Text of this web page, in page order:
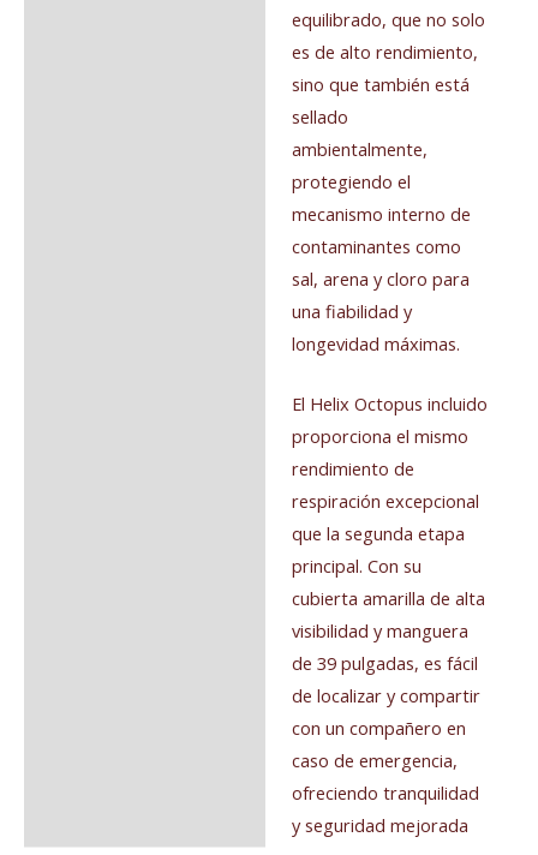
equilibrado, que no solo
es de alto rendimiento,
sino que también está
sellado
ambientalmente,
protegiendo el
mecanismo interno de
contaminantes como
sal, arena y cloro para
una fiabilidad y
longevidad máximas.
El Helix Octopus incluido
proporciona el mismo
rendimiento de
respiración excepcional
que la segunda etapa
principal. Con su
cubierta amarilla de alta
visibilidad y manguera
de 39 pulgadas, es fácil
de localizar y compartir
con un compañero en
caso de emergencia,
ofreciendo tranquilidad
y seguridad mejorada